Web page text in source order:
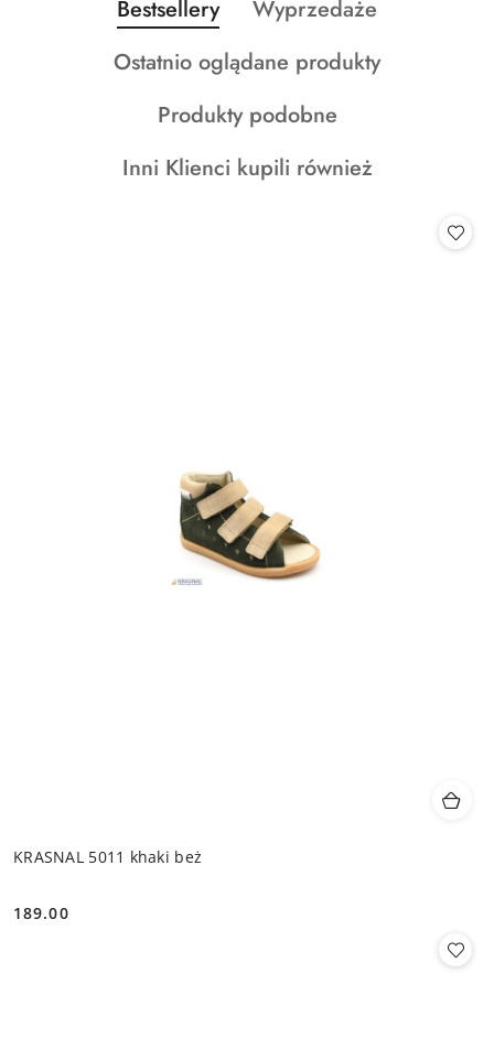
Pomiń karuzelę produktów
Produkty
o
statusie:
Bestsellery
Produkty
statusie:
Wyprzedaże
Produkty
statusie:
Ostatnio oglądane produkty
Produkty
statusie:
Produkty podobne
Produkty
Inni Klienci kupili również
KRASNAL 5011 khaki beż
Cena:
189.00